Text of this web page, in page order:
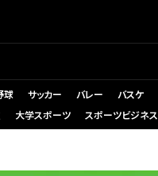
球 サッカー バレー バスケ
大学スポーツ スポーツビジネス